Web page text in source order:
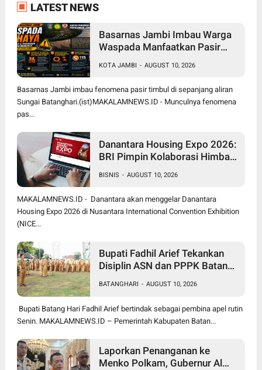
LATEST NEWS
Basarnas Jambi Imbau Warga
Waspada Manfaatkan Pasir
KOTA JAMBI - AUGUST 10, 2026
Basarnas Jambi imbau fenomena pasir timbul di sepanjang aliran
Sungai Batanghari.(ist)MAKALAMNEWS.ID - Munculnya fenomena
pas...
Danantara Housing Expo 2026:
BRI Pimpin Kolaborasi Himbara
Perumahan
BISNIS - AUGUST 10, 2026
MAKALAMNEWS.ID - Danantara akan menggelar Danantara
Housing Expo 2026 di Nusantara International Convention Exhibition
(NICE...
Bupati Fadhil Arief Tekankan
Disiplin ASN dan PPPK Batang
BATANGHARI - AUGUST 10, 2026
Bupati Batang Hari Fadhil Arief bertindak sebagai pembina apel rutin
Senin. MAKALAMNEWS.ID – Pemerintah Kabupaten Batan...
Laporkan Penanganan ke
Menko Polkam, Gubernur Al